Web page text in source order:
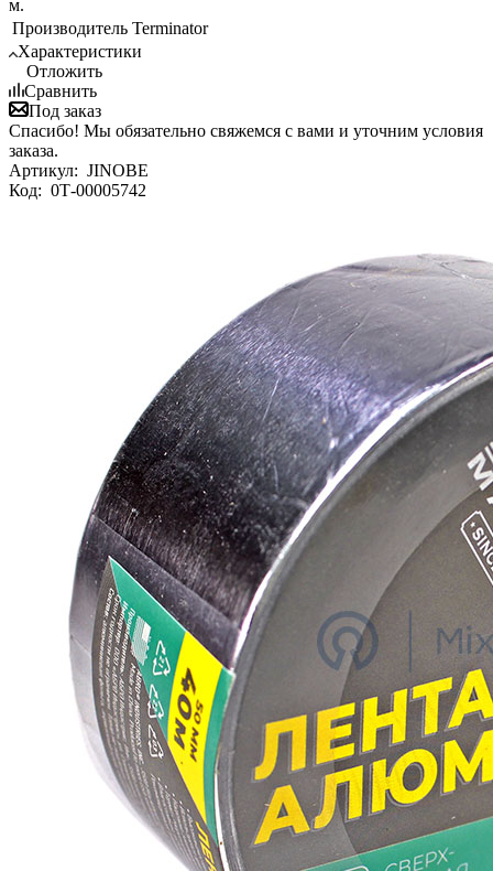
м.
Производитель Terminator
Характеристики
Отложить
Сравнить
Под заказ
Спасибо! Мы обязательно свяжемся с вами и уточним условия
заказа.
Артикул: JINOBE
Код: 0Т-00005742